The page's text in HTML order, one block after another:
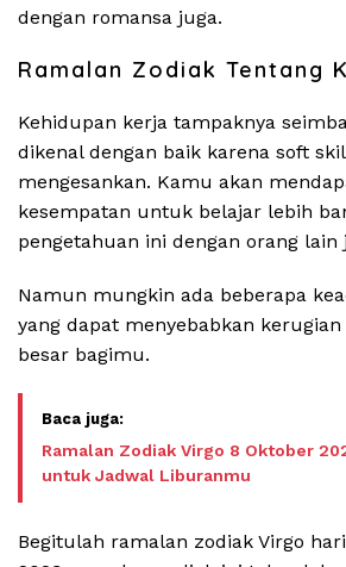
dengan romansa juga.
Ramalan Zodiak Tentang
Kehidupan kerja tampaknya
dikenal dengan baik karena soft
mengesankan. Kamu akan
kesempatan untuk belajar lebih
pengetahuan ini dengan orang lain
Namun mungkin ada beberapa
yang dapat menyebabkan
besar bagimu.
Ramalan Zodiak Virgo 8 Oktober
untuk Jadwal Liburanmu
Begitulah ramalan zodiak Virgo